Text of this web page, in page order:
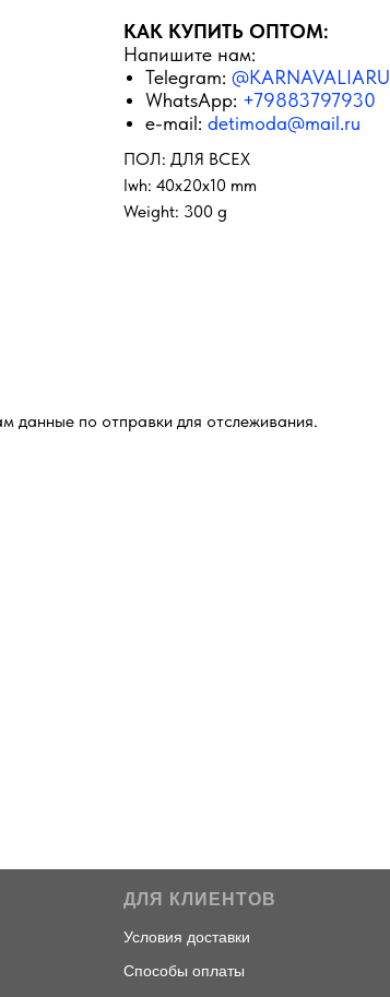
КАК КУПИТЬ ОПТОМ:
Напишите нам:
Telegram: @KARNAVALIARU
WhatsApp: +79883797930
e-mail: detimoda@mail.ru
ПОЛ: ДЛЯ ВСЕХ
lwh: 40x20x10 mm
Weight: 300 g
данные по отправки для отслеживания.
ДЛЯ КЛИЕНТОВ
Условия доставки
Способы оплаты